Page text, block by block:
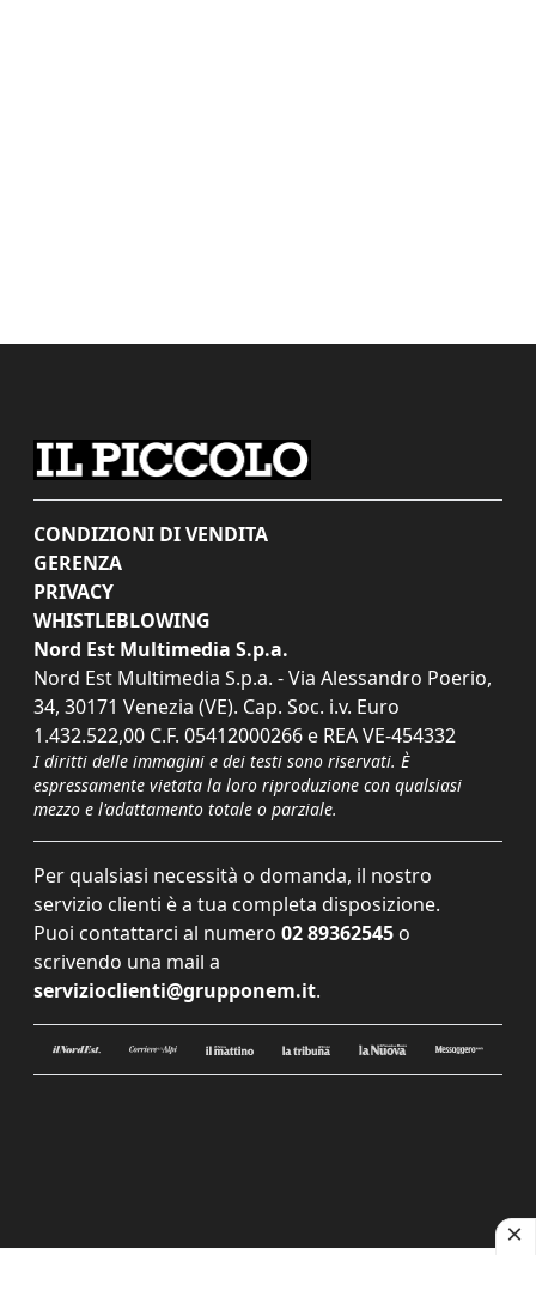
CONDIZIONI DI VENDITA
GERENZA
PRIVACY
WHISTLEBLOWING
Nord Est Multimedia S.p.a.
Nord Est Multimedia S.p.a. - Via Alessandro Poerio,
34, 30171 Venezia (VE). Cap. Soc. i.v. Euro
1.432.522,00 C.F. 05412000266 e REA VE-454332
I diritti delle immagini e dei testi sono riservati. È
espressamente vietata la loro riproduzione con qualsiasi
mezzo e l'adattamento totale o parziale.
Per qualsiasi necessità o domanda, il nostro
servizio clienti è a tua completa disposizione.
Puoi contattarci al numero 02 89362545 o
scrivendo una mail a
servizioclienti@grupponem.it.